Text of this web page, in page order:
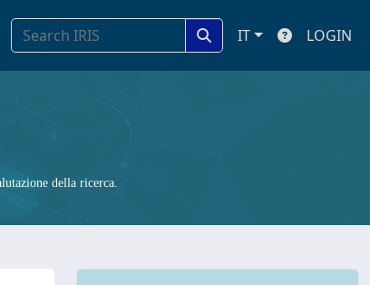
IT LOGIN
della ricerca.